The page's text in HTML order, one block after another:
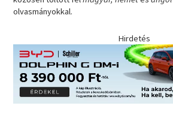
olvasmányokkal.
Hirdetés